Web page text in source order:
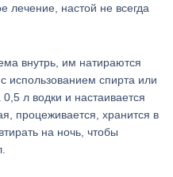
лечение, настой не всегда
внутрь, им натираются
использованием спирта или
л водки и настаивается
процеживается, хранится в
на ночь, чтобы